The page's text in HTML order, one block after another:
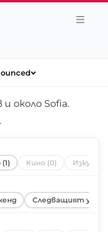
около Sofia.
Кино (0)
Следващият